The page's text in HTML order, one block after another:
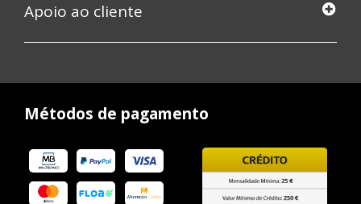
Apoio ao cliente
Métodos de pagamento